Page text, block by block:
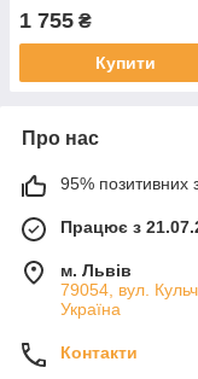
1 755 ₴
Купити
Про нас
95% позитивних з
Працює з
м. Львів
79054, вул.
Україна
Контакти